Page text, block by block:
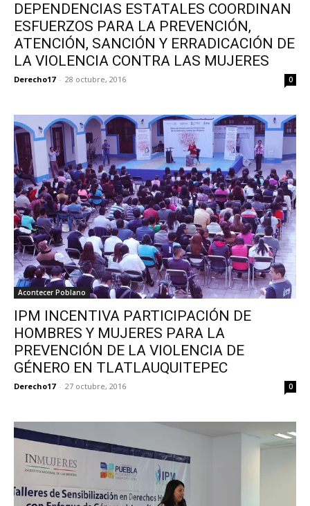
DEPENDENCIAS ESTATALES COORDINAN
ESFUERZOS PARA LA PREVENCIÓN,
ATENCIÓN, SANCIÓN Y ERRADICACIÓN DE
LA VIOLENCIA CONTRA LAS MUJERES
Derecho17 - 28 octubre, 2016 0
Acontecer Poblano
IPM INCENTIVA PARTICIPACIÓN DE
HOMBRES Y MUJERES PARA LA
PREVENCIÓN DE LA VIOLENCIA DE
GÉNERO EN TLATLAUQUITEPEC
Derecho17 - 27 octubre, 2016 0